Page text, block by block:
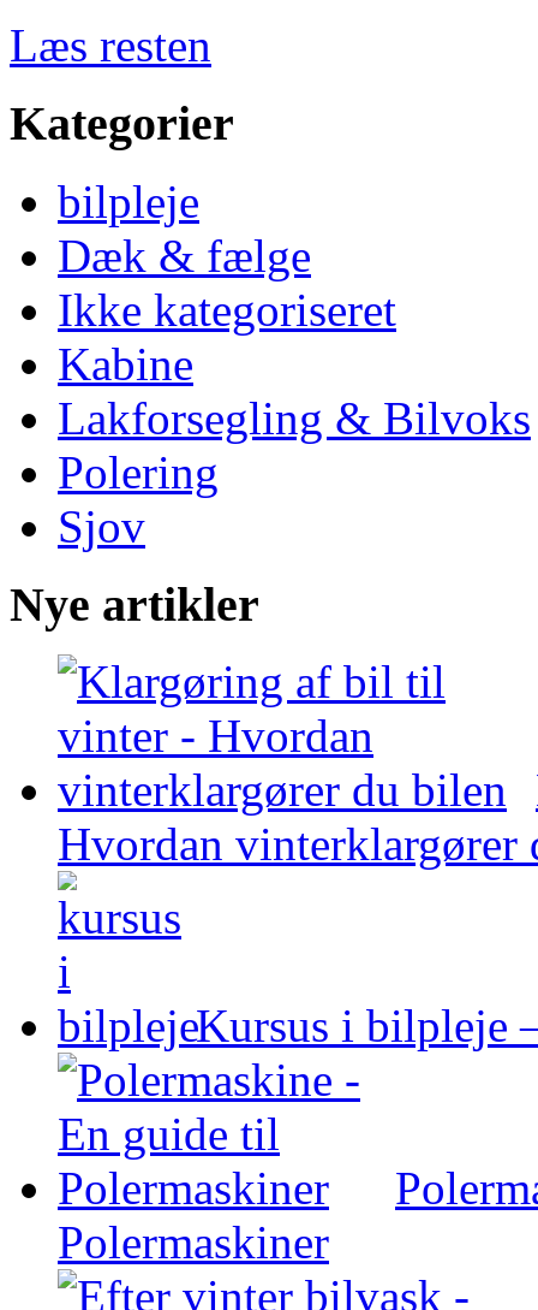
Læs resten
Kategorier
bilpleje
Dæk & fælge
Ikke kategoriseret
Kabine
Lakforsegling & Bilvoks
Polering
Sjov
Nye artikler
Hvordan vinterklargører
Kursus i bilpleje
Polermaskiner